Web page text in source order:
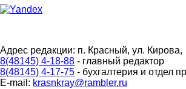
Адрес редакции: п. Красный, ул. Кирова,
8(48145) 4-18-88 - главный редактор
8(48145) 4-17-75 - бухгалтерия и отдел
E-mail: krasnkray@rambler.ru